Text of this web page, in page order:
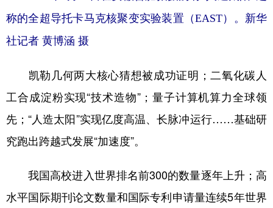
称的全超导托卡马克核聚变实验装置（EAST）。新华
社记者 黄博涵 摄
凯勒几何两大核心猜想被成功证明；二氧化碳人
工合成淀粉实现“技术造物”；量子计算机算力全球领
先；“人造太阳”实现亿度高温、长脉冲运行……基础研
究跑出跨越式发展“加速度”。
我国高校进入世界排名前300的数量逐年上升；高
水平国际期刊论文数量和国际专利申请量连续5年世界